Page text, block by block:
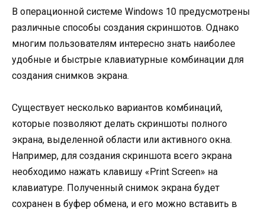
В операционной системе Windows 10 предусмотрены
различные способы создания скриншотов. Однако
многим пользователям интересно знать наиболее
удобные и быстрые клавиатурные комбинации для
создания снимков экрана.
Существует несколько вариантов комбинаций,
которые позволяют делать скриншоты полного
экрана, выделенной области или активного окна.
Например, для создания скриншота всего экрана
необходимо нажать клавишу «Print Screen» на
клавиатуре. Полученный снимок экрана будет
сохранен в буфер обмена, и его можно вставить в